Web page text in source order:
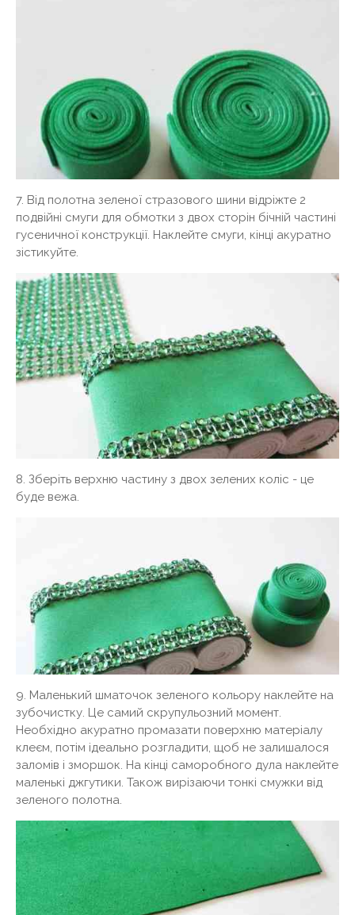
7. Від полотна зеленої стразового шини відріжте 2
подвійні смуги для обмотки з двох сторін бічній частині
гусеничної конструкції. Наклейте смуги, кінці акуратно
зістикуйте.
8. Зберіть верхню частину з двох зелених коліс - це
буде вежа.
9. Маленький шматочок зеленого кольору наклейте на
зубочистку. Це самий скрупульозний момент.
Необхідно акуратно промазати поверхню матеріалу
клеєм, потім ідеально розгладити, щоб не залишалося
заломів і зморшок. На кінці саморобного дула наклейте
маленькі джгутики. Також вирізаючи тонкі смужки від
зеленого полотна.